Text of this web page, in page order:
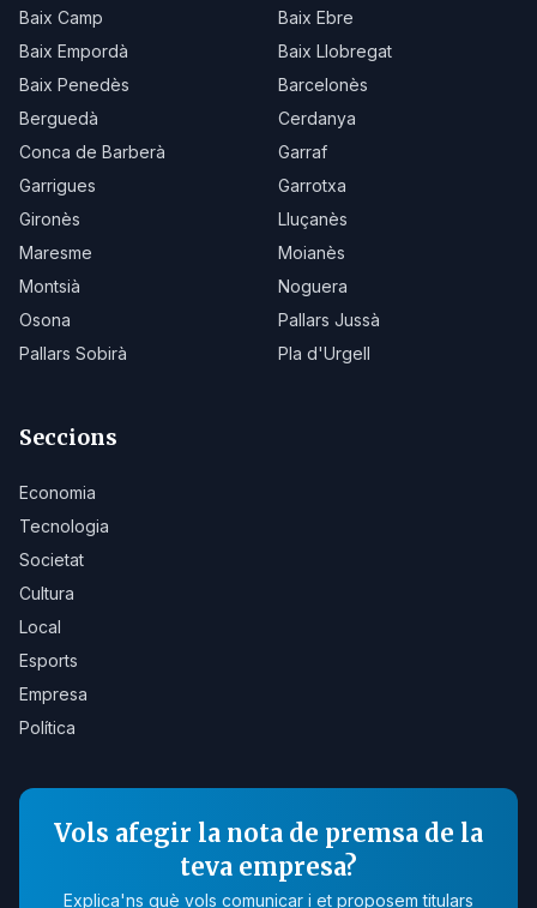
Baix Camp
Baix Ebre
Baix Empordà
Baix Llobregat
Baix Penedès
Barcelonès
Berguedà
Cerdanya
Conca de Barberà
Garraf
Garrigues
Garrotxa
Gironès
Lluçanès
Maresme
Moianès
Montsià
Noguera
Osona
Pallars Jussà
Pallars Sobirà
Pla d'Urgell
Seccions
Economia
Tecnologia
Societat
Cultura
Local
Esports
Empresa
Política
Vols afegir la nota de premsa de la
teva empresa?
Explica'ns què vols comunicar i et proposem titulars